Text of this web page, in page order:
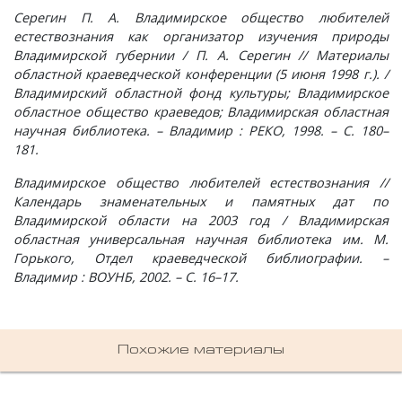
Серегин П. А. Владимирское общество любителей
естествознания как организатор изучения природы
Владимирской губернии / П. А. Серегин // Материалы
областной краеведческой конференции (5 июня 1998 г.). /
Владимирский областной фонд культуры; Владимирское
областное общество краеведов; Владимирская областная
научная библиотека. – Владимир : РЕКО, 1998. – С. 180–
181.
Владимирское общество любителей естествознания //
Календарь знаменательных и памятных дат по
Владимирской области на 2003 год / Владимирская
областная универсальная научная библиотека им. М.
Горького, Отдел краеведческой библиографии. –
Владимир : ВОУНБ, 2002. – С. 16–17.
Похожие материалы